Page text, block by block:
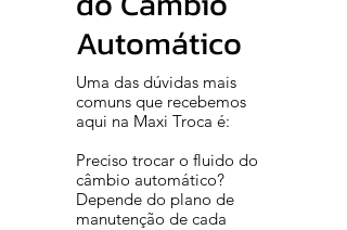
Automático
Uma das dúvidas mais
comuns que recebemos
aqui na Maxi Troca é:
Preciso trocar o fluido do
câmbio automático?
Depende do plano de
manutenção de cada